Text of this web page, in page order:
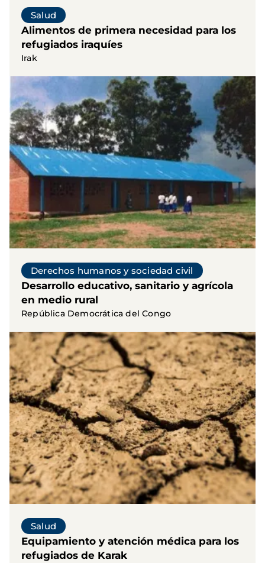
Salud
Alimentos de primera necesidad para los
refugiados iraquíes
Irak
Derechos humanos y sociedad civil
Desarrollo educativo, sanitario y agrícola
en medio rural
República Democrática del Congo
Salud
Equipamiento y atención médica para los
refugiados de Karak